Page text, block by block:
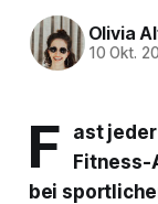
Olivia
10 Okt.
F
ast
Fitness-
bei